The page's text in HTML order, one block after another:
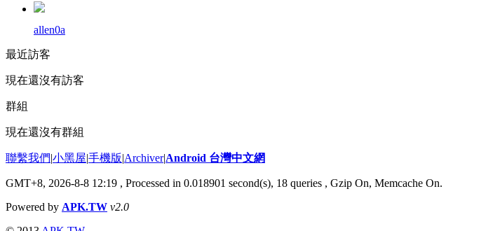
allen0a
最近訪客
現在還沒有訪客
群組
現在還沒有群組
聯繫我們|小黑屋|手機版|Archiver|Android 台灣中文網
GMT+8, 2026-8-8 12:19 , Processed in 0.018901 second(s), 18 queries , Gzip On, Memcache On.
Powered by APK.TW v2.0